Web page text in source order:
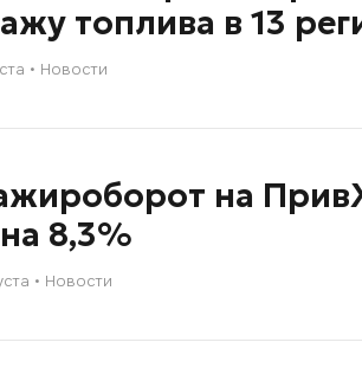
топлива в 13
Новости
на
8,3%
Новости